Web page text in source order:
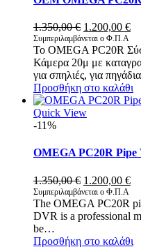
1.350,00€ Original
price
was:
1.350,00 €.
1.200,00 €Η
Συμπεριλαμβάνεται ο Φ.Π.Α
Το OMEGA PC20R
Κάμερα 20μ με
για σπηλιές, για
Προσθήκη στο καλάθι
Quick View
-11%
OMEGA PC20R Pipe
1.350,00€ Original
price
was:
1.350,00 €.
1.200,00 €Η
Συμπεριλαμβάνεται ο Φ.Π.Α
The OMEGA PC20R
DVR is a professional
be…
Προσθήκη στο καλάθι